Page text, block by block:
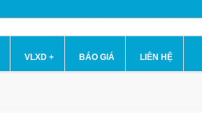
VLXD + BÁO GIÁ LIÊN HỆ